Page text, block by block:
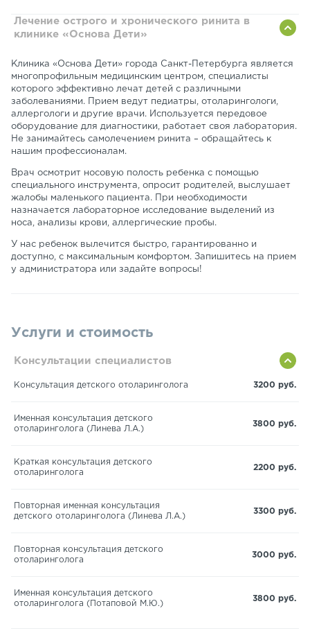
Лечение острого и хронического ринита в
клинике «Основа Дети»
Клиника «Основа Дети» города Санкт-Петербурга является
многопрофильным медицинским центром, специалисты
которого эффективно лечат детей с различными
заболеваниями. Прием ведут педиатры, отоларингологи,
аллергологи и другие врачи. Используется передовое
оборудование для диагностики, работает своя лаборатория.
Не занимайтесь самолечением ринита – обращайтесь к
нашим профессионалам.
Врач осмотрит носовую полость ребенка с помощью
специального инструмента, опросит родителей, выслушает
жалобы маленького пациента. При необходимости
назначается лабораторное исследование выделений из
носа, анализы крови, аллергические пробы.
У нас ребенок вылечится быстро, гарантированно и
доступно, с максимальным комфортом. Запишитесь на прием
у администратора или задайте вопросы!
Услуги и стоимость
Консультации специалистов
Консультация детского отоларинголога 3200 руб.
Именная консультация детского
отоларинголога (Линева Л.А.)
3800 руб.
Краткая консультация детского
отоларинголога
2200 руб.
Повторная именная консультация
детского отоларинголога (Линева Л.А.)
3300 руб.
Повторная консультация детского
отоларинголога
3000 руб.
Именная консультация детского
отоларинголога (Потаповой М.Ю.)
3800 руб.